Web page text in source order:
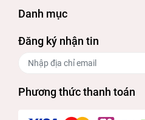
da khô thoáng cả
mịn và láng.
Mùi hương chanh
nhàng, cảm giác cực
cho các bạn nam suốt
Danh mục
Đăng ký nhận tin
Phương thức thanh toán